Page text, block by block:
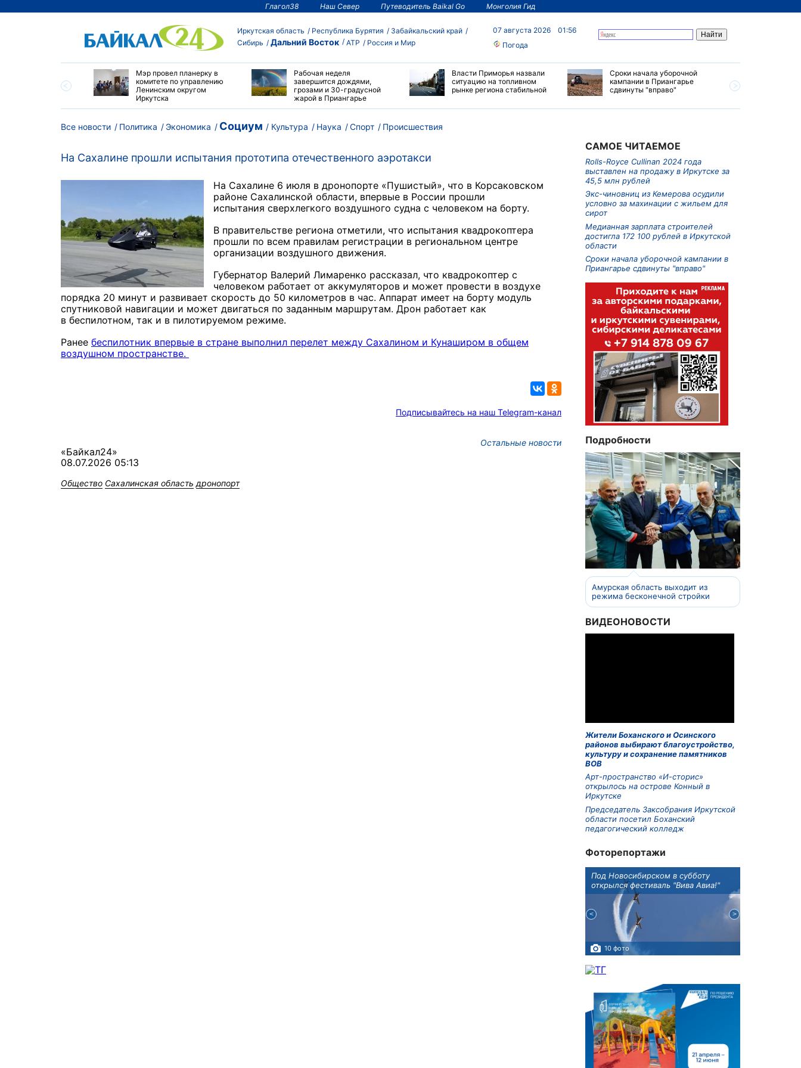
Глагол38 Наш Север Путеводитель Baikal Go Монголия Гид
Иркутская область Республика Бурятия
Забайкальский край
Сибирь
Дальний Восток АТР Россия и Мир
07 августа 2026
01:56
Погода
сделать
Мэр провел планерку в
комитете по управлению
Ленинским округом
Иркутска
Рабочая неделя
завершится дождями,
грозами и 30-градусной
жарой в Приангарье
Власти Приморья назвали
ситуацию на топливном
рынке региона стабильной
Сроки начала уборочной
кампании в Приангарье
сдвинуты "вправо"
Все новости Политика Экономика Социум Культура Наука Спорт Происшествия
На Сахалине прошли испытания прототипа отечественного аэротакси
На Сахалине 6 июля в дронопорте «Пушистый», что в Корсаковском
районе Сахалинской области, впервые в России прошли
испытания сверхлегкого воздушного судна с человеком на борту.
В правительстве региона отметили, что испытания квадрокоптера
прошли по всем правилам регистрации в региональном центре
организации воздушного движения.
Губернатор Валерий Лимаренко рассказал, что квадрокоптер с
человеком работает от аккумуляторов и может провести в воздухе
порядка 20 минут и развивает скорость до 50 километров в час. Аппарат имеет на борту модуль
спутниковой навигации и может двигаться по заданным маршрутам. Дрон работает как
в беспилотном, так и в пилотируемом режиме.
Ранее беспилотник впервые в стране выполнил перелет между Сахалином и Кунаширом в общем
воздушном пространстве.
Подписывайтесь на наш Telegram-канал
Остальные новости
«Байкал24»
08.07.2026 05:13
Общество Сахалинская область дронопорт
САМОЕ ЧИТАЕМОЕ
Rolls-Royce Cullinan 2024 года
выставлен на продажу в Иркутске за
45,5 млн рублей
Экс-чиновниц из Кемерова осудили
условно за махинации с жильем для
сирот
Медианная зарплата строителей
достигла 172 100 рублей в Иркутской
области
Сроки начала уборочной кампании в
Приангарье сдвинуты "вправо"
Подробности
Амурская область выходит из
режима бесконечной стройки
ВИДЕОНОВОСТИ
Жители Боханского и Осинского
районов выбирают благоустройство,
культуру и сохранение памятников
ВОВ
Арт-пространство «И-сторис»
открылось на острове Конный в
Иркутске
Председатель Заксобрания Иркутской
области посетил Боханский
педагогический колледж
Фоторепортажи
Под Новосибирском в субботу
открылся фестиваль "Вива Авиа!"
10 фото